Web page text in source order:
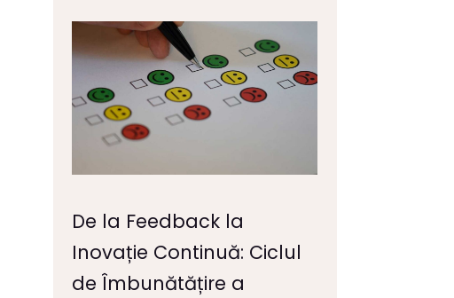
De la Feedback la
Inovație Continuă: Ciclul
de Îmbunătățire a